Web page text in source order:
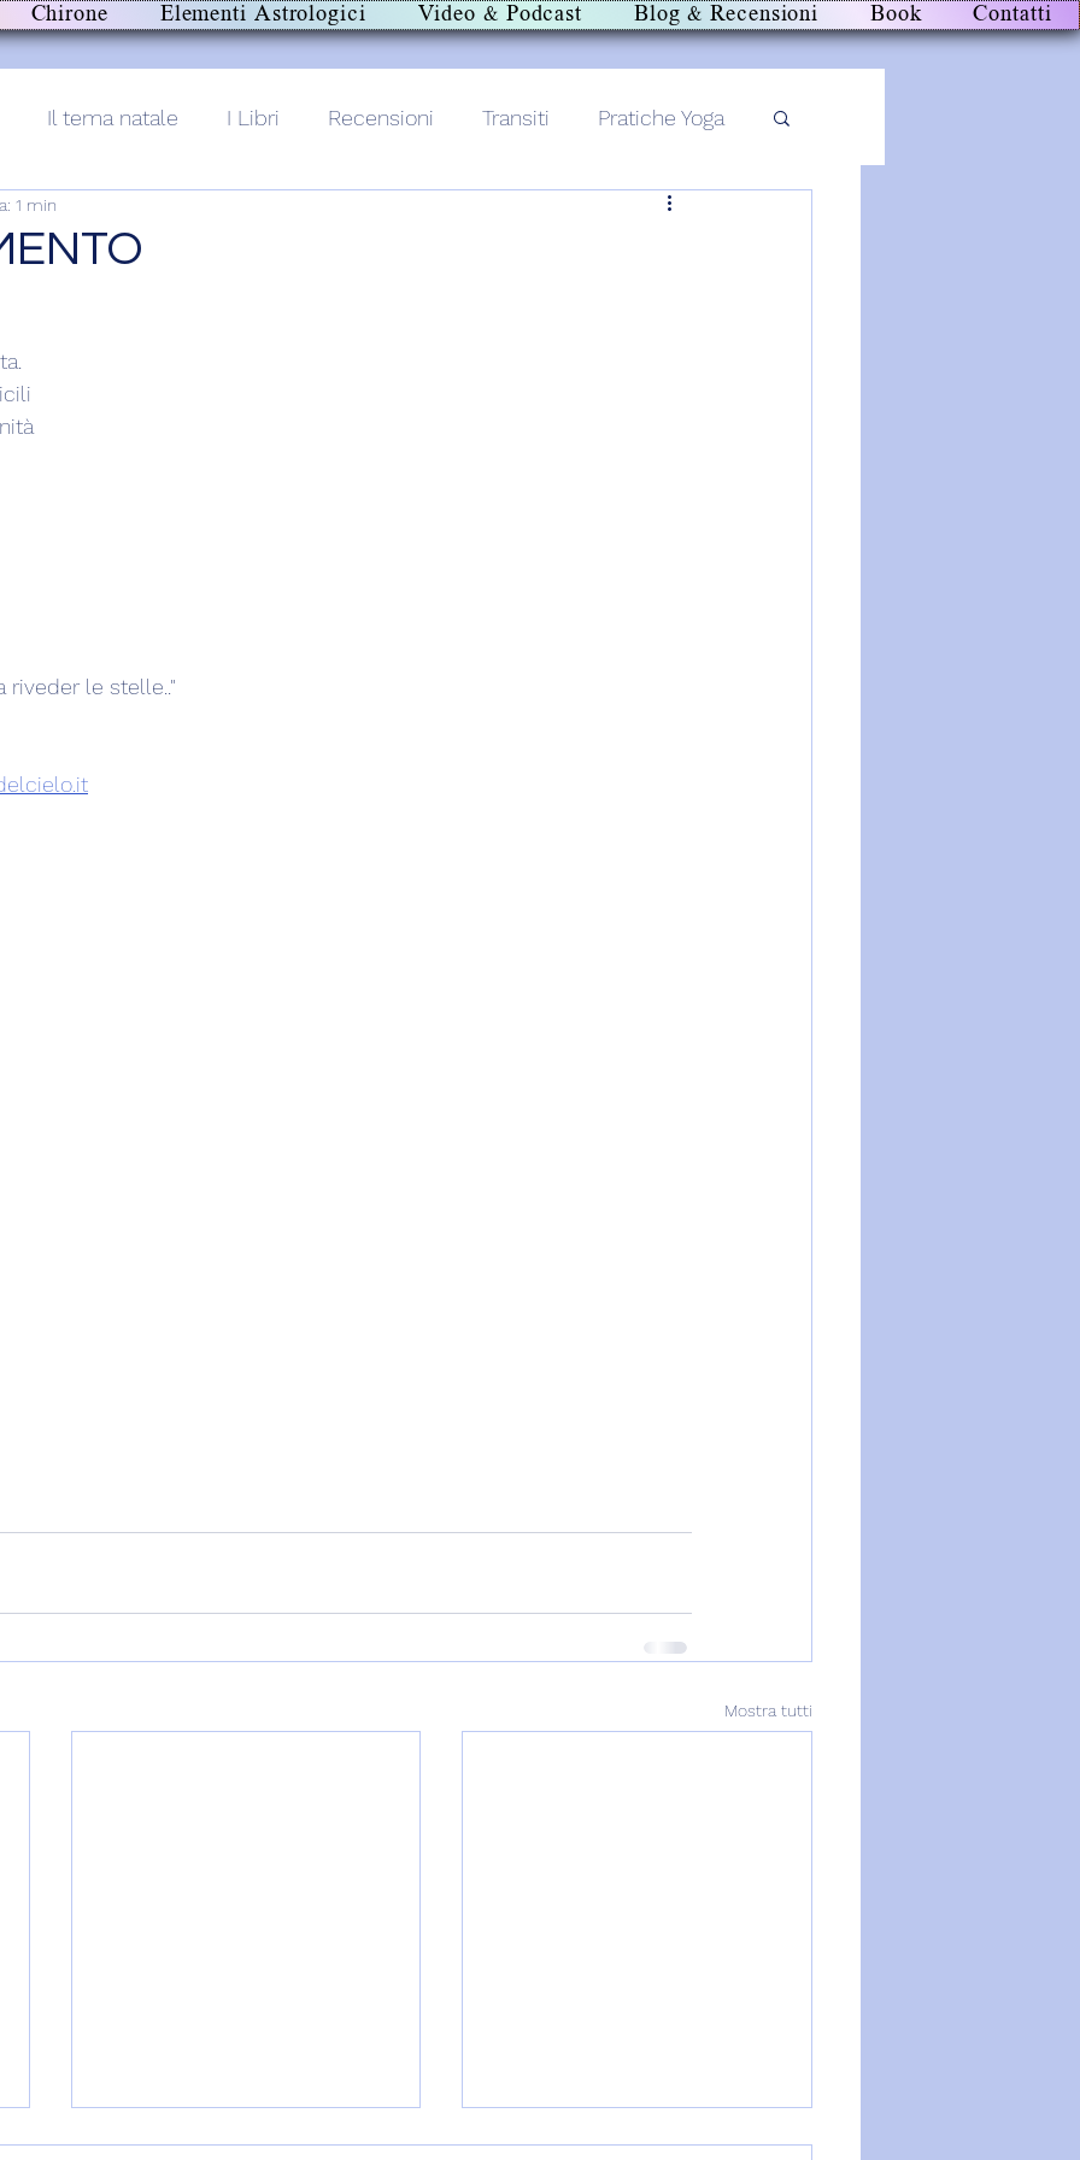
Chirone Elementi Astrologici Video & Podcast Blog & Recensioni Book Contatti
Il tema natale I Libri Recensioni Transiti Pratiche Yoga
1 min
riveder le stelle.."
Mostra tutti